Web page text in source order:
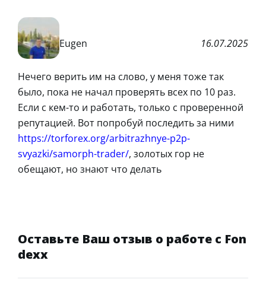
Eugen 16.07.2025
Нечего верить им на слово, у меня тоже так
было, пока не начал проверять всех по 10 раз.
Если с кем-то и работать, только с проверенной
репутацией. Вот попробуй последить за ними
https://torforex.org/arbitrazhnye-p2p-
svyazki/samorph-trader/, золотых гор не
обещают, но знают что делать
Оставьте Ваш отзыв о работе с Fon
dexx